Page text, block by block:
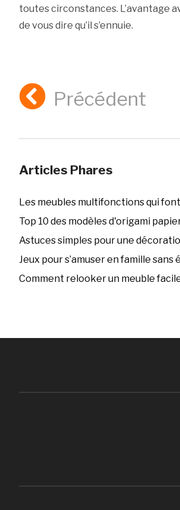
toutes circonstances. L’avantage
de vous dire qu’il s’ennuie.
Précédent
Articles Phares
Les meubles multifonctions qui
Top 10 des modèles d'origami
Astuces simples pour une
Jeux pour s’amuser en famille sans
Comment relooker un meuble